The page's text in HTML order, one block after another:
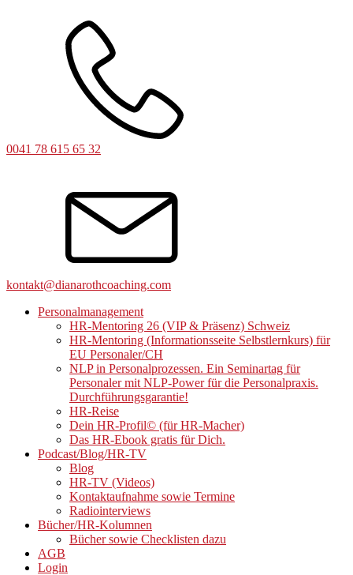
0041 78 615 65 32
kontakt@dianarothcoaching.com
Personalmanagement
HR-Mentoring 26 (VIP & Präsenz) Schweiz
HR-Mentoring (Informationsseite Selbstlernkurs) für
EU Personaler/CH
NLP in Personalprozessen. Ein Seminartag für
Personaler mit NLP-Power für die Personalpraxis.
Durchführungsgarantie!
HR-Reise
Dein HR-Profil© (für HR-Macher)
Das HR-Ebook gratis für Dich.
Podcast/Blog/HR-TV
Blog
HR-TV (Videos)
Kontaktaufnahme sowie Termine
Radiointerviews
Bücher/HR-Kolumnen
Bücher sowie Checklisten dazu
AGB
Login